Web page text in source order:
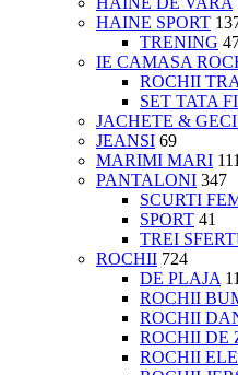
HAINE SPORT
TRENING
IE CAMASA
ROCHII
SET TATA
JACHETE &
JEANSI 69
MARIMI MARI 111
PANTALONI 347
SCURTI
SPORT 41
TREI
ROCHII 724
DE PLAJA
ROCHII
ROCHII
ROCHII DE
ROCHII